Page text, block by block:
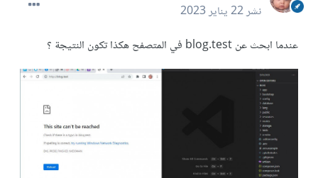
نشر22 يناير 2023
عندما ابحث عن blog.test في المتصفح هكذا تكون النتيجة ؟